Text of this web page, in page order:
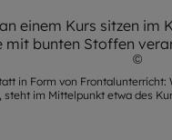
©
in Form von Frontalunterricht:
im Mittelpunkt etwa des